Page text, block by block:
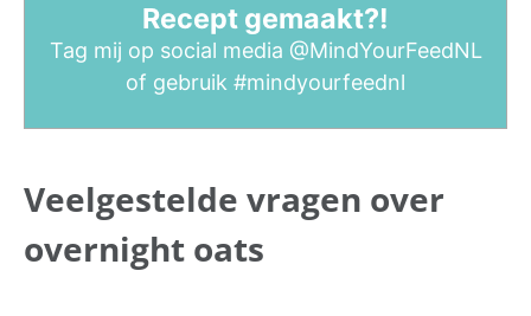
Recept gemaakt?!
Tag mij op social media @MindYourFeedNL
of gebruik #mindyourfeednl
Veelgestelde vragen over
overnight oats